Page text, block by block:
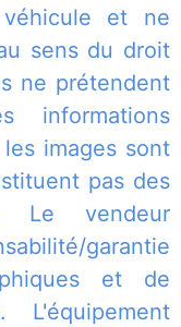
et ne
sens du droit
ne prétendent
informations
images sont
pas des
Le vendeur
garantie
et de
L'équipement